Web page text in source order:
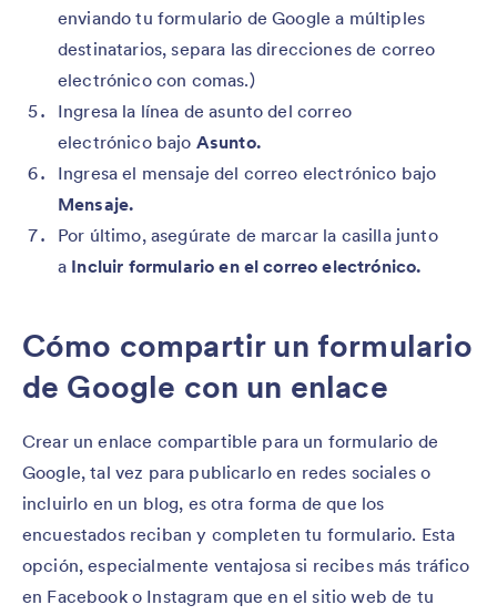
enviando tu formulario de Google a múltiples
destinatarios, separa las direcciones de correo
electrónico con comas.)
Ingresa la línea de asunto del correo
electrónico bajo Asunto.
Ingresa el mensaje del correo electrónico bajo
Mensaje.
Por último, asegúrate de marcar la casilla junto
a Incluir formulario en el correo electrónico.
Cómo compartir un formulario
de Google con un enlace
Crear un enlace compartible para un formulario de
Google, tal vez para publicarlo en redes sociales o
incluirlo en un blog, es otra forma de que los
encuestados reciban y completen tu formulario. Esta
opción, especialmente ventajosa si recibes más tráfico
en Facebook o Instagram que en el sitio web de tu